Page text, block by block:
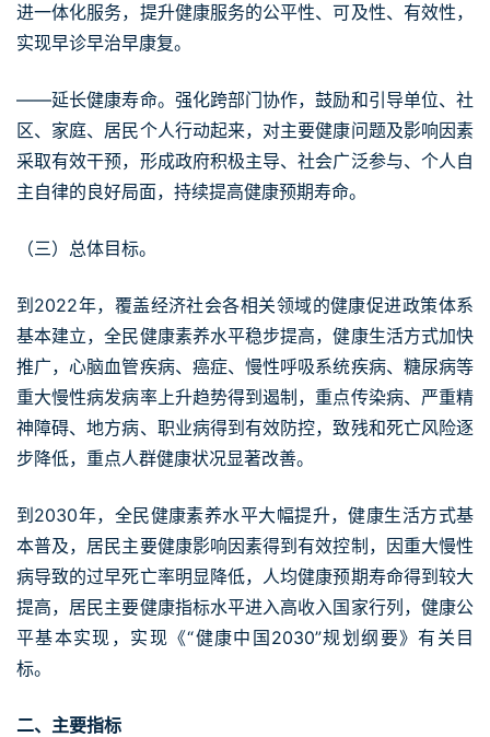
进一体化服务，提升健康服务的公平性、可及性、有效性，
实现早诊早治早康复。
——延长健康寿命。强化跨部门协作，鼓励和引导单位、社
区、家庭、居民个人行动起来，对主要健康问题及影响因素
采取有效干预，形成政府积极主导、社会广泛参与、个人自
主自律的良好局面，持续提高健康预期寿命。
（三）总体目标。
到2022年，覆盖经济社会各相关领域的健康促进政策体系
基本建立，全民健康素养水平稳步提高，健康生活方式加快
推广，心脑血管疾病、癌症、慢性呼吸系统疾病、糖尿病等
重大慢性病发病率上升趋势得到遏制，重点传染病、严重精
神障碍、地方病、职业病得到有效防控，致残和死亡风险逐
步降低，重点人群健康状况显著改善。
到2030年，全民健康素养水平大幅提升，健康生活方式基
本普及，居民主要健康影响因素得到有效控制，因重大慢性
病导致的过早死亡率明显降低，人均健康预期寿命得到较大
提高，居民主要健康指标水平进入高收入国家行列，健康公
平基本实现，实现《“健康中国2030”规划纲要》有关目
标。
二、主要指标